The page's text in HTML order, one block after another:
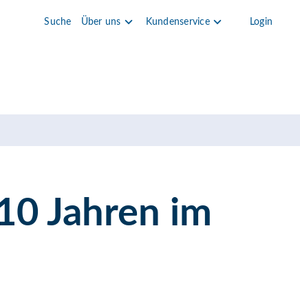
Suche Über uns Kundenservice Login
Jahren im